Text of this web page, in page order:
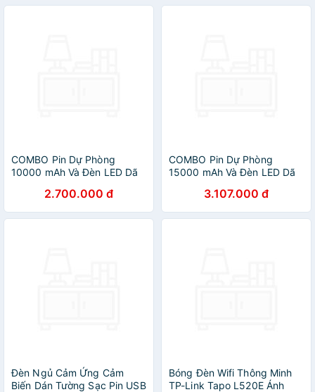
COMBO Pin Dự Phòng
10000 mAh Và Đèn LED Dã
2.700.000 đ
COMBO Pin Dự Phòng
15000 mAh Và Đèn LED Dã
3.107.000 đ
Đèn Ngủ Cảm Ứng Cảm
Biến Dán Tường Sạc Pin USB
Bóng Đèn Wifi Thông Minh
TP-Link Tapo L520E Ánh